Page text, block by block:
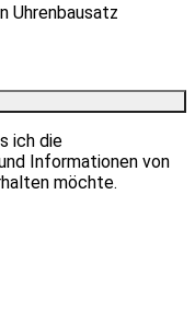
Uhrenbausatz
ich die
Informationen von
möchte.